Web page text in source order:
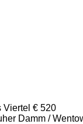
Viertel € 520
Damm /